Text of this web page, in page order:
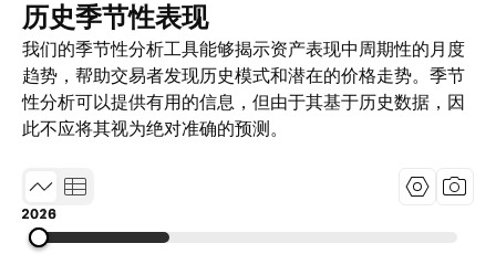
历史季节性表现
我们的季节性分析工具能够揭示资产表现中周期性的月度
趋势，帮助交易者发现历史模式和潜在的价格走势。季节
性分析可以提供有用的信息，但由于其基于历史数据，因
此不应将其视为绝对准确的预测。
2010
2018
2026